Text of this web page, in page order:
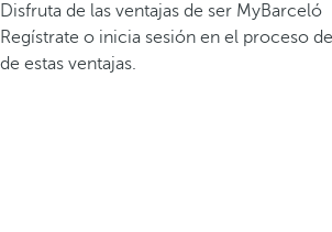
Disfruta de las ventajas de ser MyBarceló
Regístrate o inicia sesión en el proceso
de estas ventajas.